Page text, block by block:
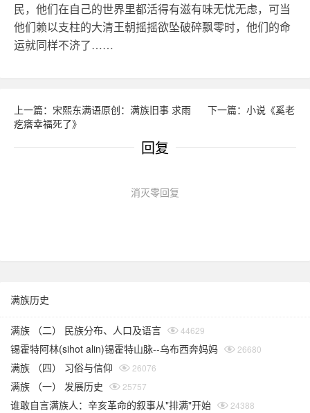
民，他们在自己的世界里都活得有滋有味无忧无虑，可当
他们赖以支柱的大清王朝摇摇欲坠破碎飘零时，他们的命
运就同样不济了……
上一篇：宋熙东满语原创：满族旧事 求雨
下一篇：小说《奚老
疙瘩幸福死了》
回复
消灭零回复
满族历史
满族 （二） 民族分布、人口及语言 44629
锡霍特阿林(sihot alin)锡霍特山脉--乌布西奔妈妈 26680
满族 （四） 习俗与信仰 26076
满族 （一） 发展历史 25757
谁敢自言满族人：辛亥革命的叙事从"排满"开始 24388